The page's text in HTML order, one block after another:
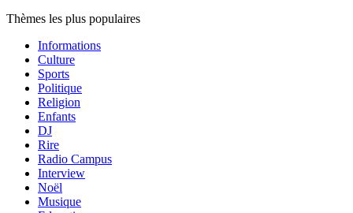
Thèmes les plus populaires
Informations
Culture
Sports
Politique
Religion
Enfants
DJ
Rire
Radio Campus
Interview
Noël
Musique